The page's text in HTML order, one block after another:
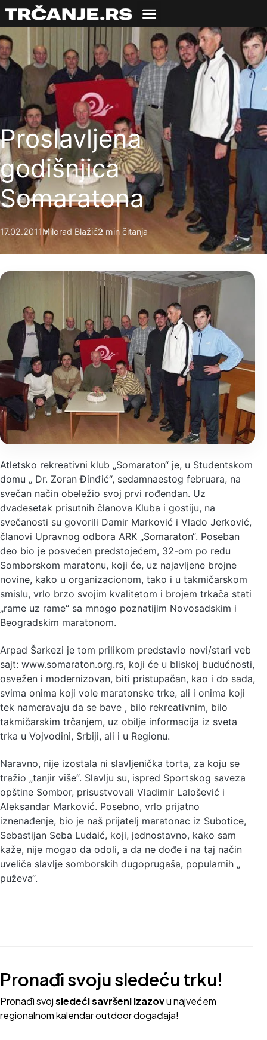
Proslavljena
godišnjica
Somaratona
17.02.2011Milorad Blažić2 min čitanja
Atletsko rekreativni klub „Somaraton“ je, u Studentskom
domu „ Dr. Zoran Đinđić“, sedamnaestog februara, na
svečan način obeležio svoj prvi rođendan. Uz
dvadesetak prisutnih članova Kluba i gostiju, na
svečanosti su govorili Damir Marković i Vlado Jerković,
članovi Upravnog odbora ARK „Somaraton“. Poseban
deo bio je posvećen predstojećem, 32-om po redu
Somborskom maratonu, koji će, uz najavljene brojne
novine, kako u organizacionom, tako i u takmičarskom
smislu, vrlo brzo svojim kvalitetom i brojem trkača stati
„rame uz rame“ sa mnogo poznatijim Novosadskim i
Beogradskim maratonom.
Arpad Šarkezi je tom prilikom predstavio novi/stari veb
sajt: www.somaraton.org.rs, koji će u bliskoj budućnosti,
osvežen i modernizovan, biti pristupačan, kao i do sada,
svima onima koji vole maratonske trke, ali i onima koji
tek nameravaju da se bave , bilo rekreativnim, bilo
takmičarskim trčanjem, uz obilje informacija iz sveta
trka u Vojvodini, Srbiji, ali i u Regionu.
Naravno, nije izostala ni slavljenička torta, za koju se
tražio „tanjir više“. Slavlju su, ispred Sportskog saveza
opštine Sombor, prisustvovali Vladimir Lalošević i
Aleksandar Marković. Posebno, vrlo prijatno
iznenađenje, bio je naš prijatelj maratonac iz Subotice,
Sebastijan Seba Ludaić, koji, jednostavno, kako sam
kaže, nije mogao da odoli, a da ne dođe i na taj način
uveliča slavlje somborskih dugoprugaša, popularnih „
puževa“.
Pronađi svoju sledeću trku!
Pronađi svojsledeći savršeni izazovu najvećem
regionalnom kalendar outdoor događaja!